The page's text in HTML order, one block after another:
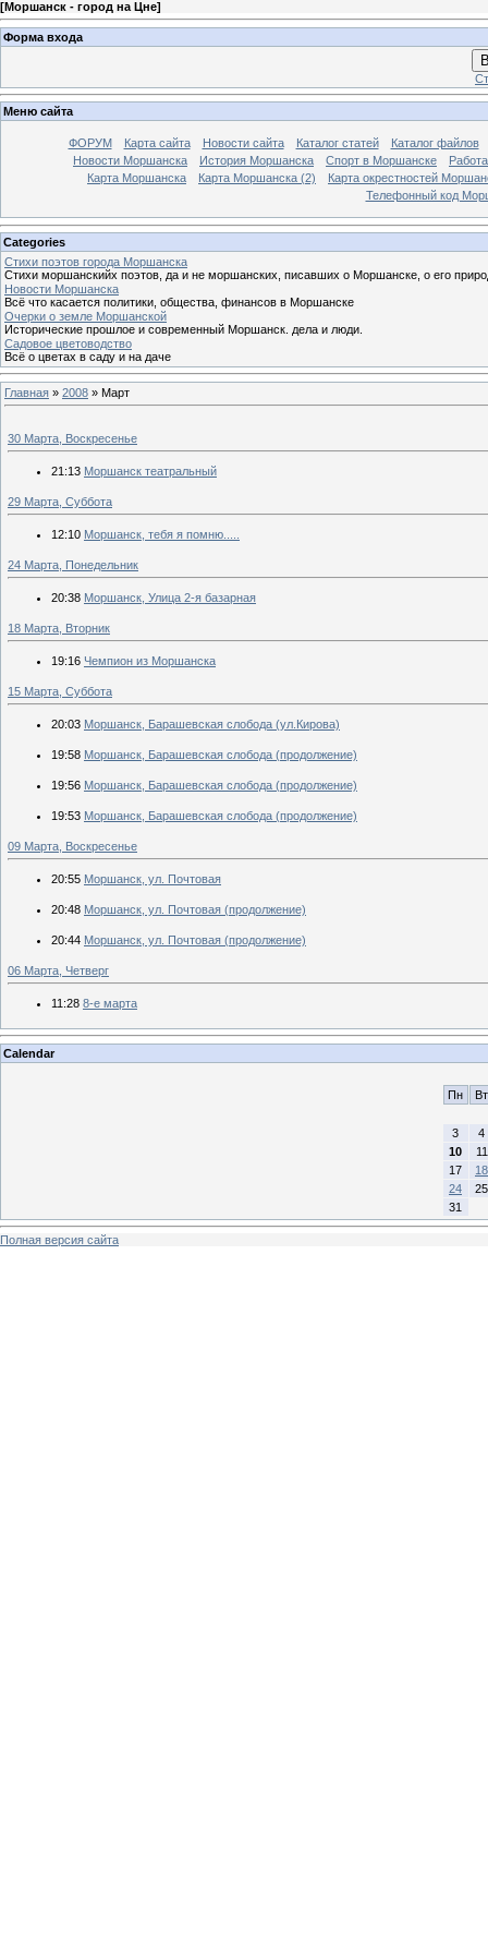
[Моршанск - город на Цне]
Форма входа
Меню сайта
ФОРУМ Карта сайта Новости сайта Каталог статей
Каталог файлов
Новости Моршанска
История Моршанска Спорт в Моршанске
Карта Моршанска
Карта Моршанска (2)
Карта окрестностей
Телефонный код
Categories
Стихи поэтов города Моршанска
Стихи моршанскийх поэтов, да и не моршанских, писавших о Моршанске, о его
Новости Моршанска
Всё что касается политики, общества, финансов в Моршанске
Очерки о земле Моршанской
Исторические прошлое и современный Моршанск. дела и люди.
Садовое цветоводство
Всё о цветах в саду и на даче
Главная » 2008 » Март
30 Марта, Воскресенье
21:13 Моршанск театральный
29 Марта, Суббота
12:10 Моршанск, тебя я помню.....
24 Марта, Понедельник
20:38 Моршанск, Улица 2-я базарная
18 Марта, Вторник
19:16 Чемпион из Моршанска
15 Марта, Суббота
20:03 Моршанск, Барашевская слобода (ул.Кирова)
19:58 Моршанск, Барашевская слобода (продолжение)
19:56 Моршанск, Барашевская слобода (продолжение)
19:53 Моршанск, Барашевская слобода (продолжение)
09 Марта, Воскресенье
20:55 Моршанск, ул. Почтовая
20:48 Моршанск, ул. Почтовая (продолжение)
20:44 Моршанск, ул. Почтовая (продолжение)
06 Марта, Четверг
11:28 8-е марта
Calendar
Пн Вт
3
4
10
11
17
18
24
25
31
Полная версия сайта